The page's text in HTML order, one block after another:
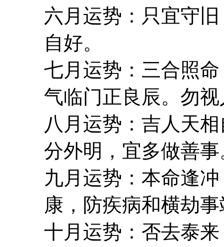
六月运势：只宜守
自好。
七月运势：三合照
气临门正良辰。勿
八月运势：吉人天
分外明，宜多做善事
九月运势：本命逢
康，防疾病和横劫
十月运势：否去泰